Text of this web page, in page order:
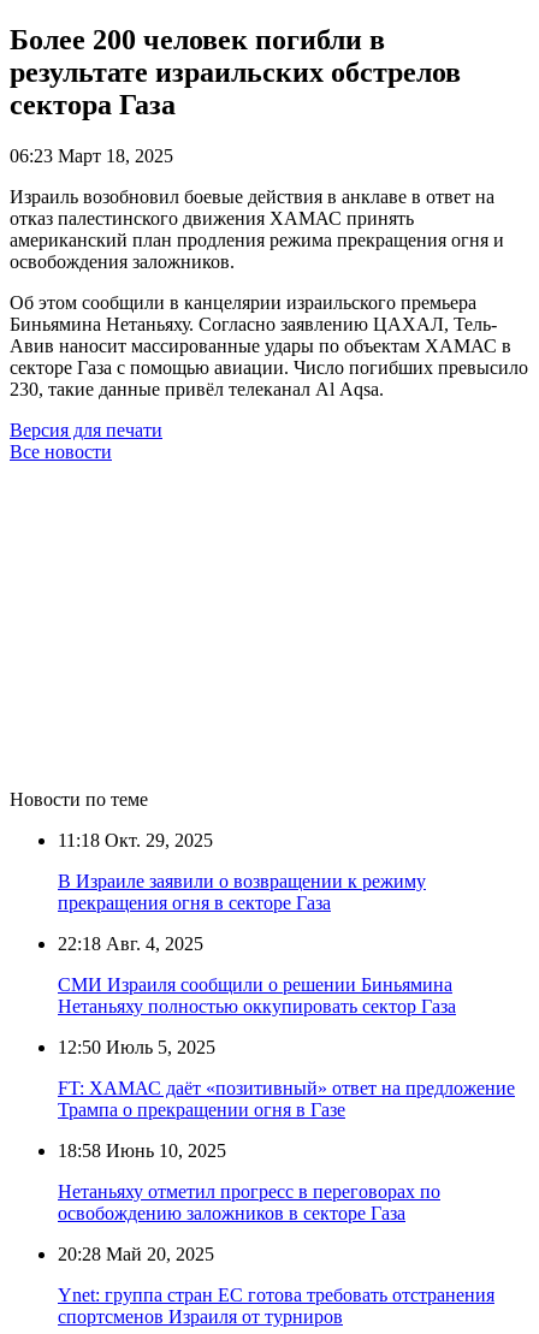
Более 200 человек погибли в
результате израильских обстрелов
сектора Газа
06:23 Март 18, 2025
Израиль возобновил боевые действия в анклаве в ответ на
отказ палестинского движения ХАМАС принять
американский план продления режима прекращения огня и
освобождения заложников.
Об этом сообщили в канцелярии израильского премьера
Биньямина Нетаньяху. Согласно заявлению ЦАХАЛ, Тель-
Авив наносит массированные удары по объектам ХАМАС в
секторе Газа с помощью авиации. Число погибших превысило
230, такие данные привёл телеканал Аl Аqsa.
Версия для печати
Все новости
Новости по теме
11:18 Окт. 29, 2025
В Израиле заявили о возвращении к режиму
прекращения огня в секторе Газа
22:18 Авг. 4, 2025
СМИ Израиля сообщили о решении Биньямина
Нетаньяху полностью оккупировать сектор Газа
12:50 Июль 5, 2025
FT: ХАМАС даёт «позитивный» ответ на предложение
Трампа о прекращении огня в Газе
18:58 Июнь 10, 2025
Нетаньяху отметил прогресс в переговорах по
освобождению заложников в секторе Газа
20:28 Май 20, 2025
Ynet: группа стран ЕС готова требовать отстранения
спортсменов Израиля от турниров